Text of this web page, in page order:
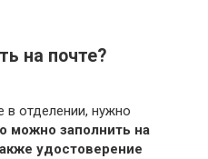
на почте?
в отделении, нужно
можно заполнить на
удостоверение